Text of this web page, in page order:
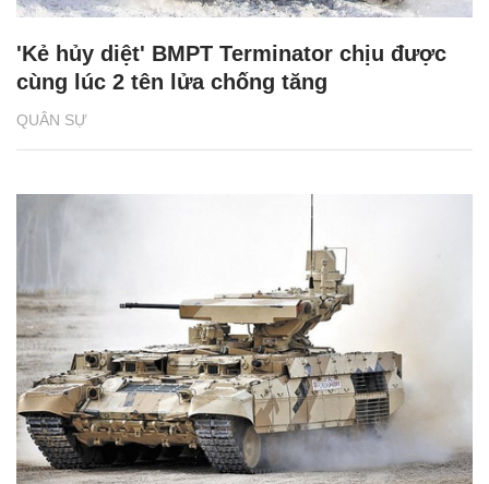
QUÂN SỰ
'Kẻ hủy diệt' BMPT Terminator chịu được
cùng lúc 2 tên lửa chống tăng